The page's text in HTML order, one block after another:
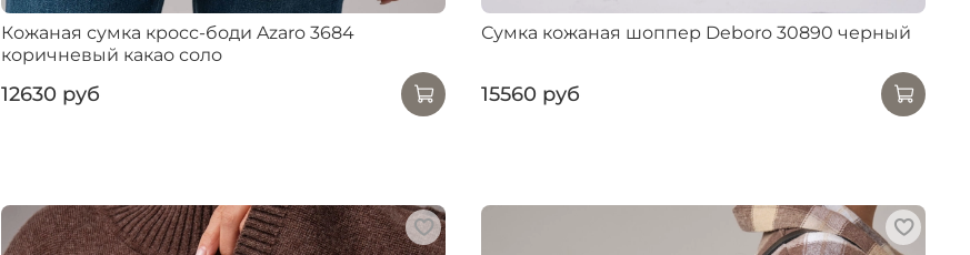
Кожаная сумка кросс-боди Azaro 3684
коричневый какао соло
12630 руб
Сумка кожаная шоппер Deboro 30890 черный
15560 руб